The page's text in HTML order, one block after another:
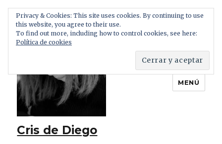
Cris de Diego
MENÚ
Privacy & Cookies: This site uses cookies. By continuing to use
this website, you agree to their use.
To find out more, including how to control cookies, see here:
Política de cookies